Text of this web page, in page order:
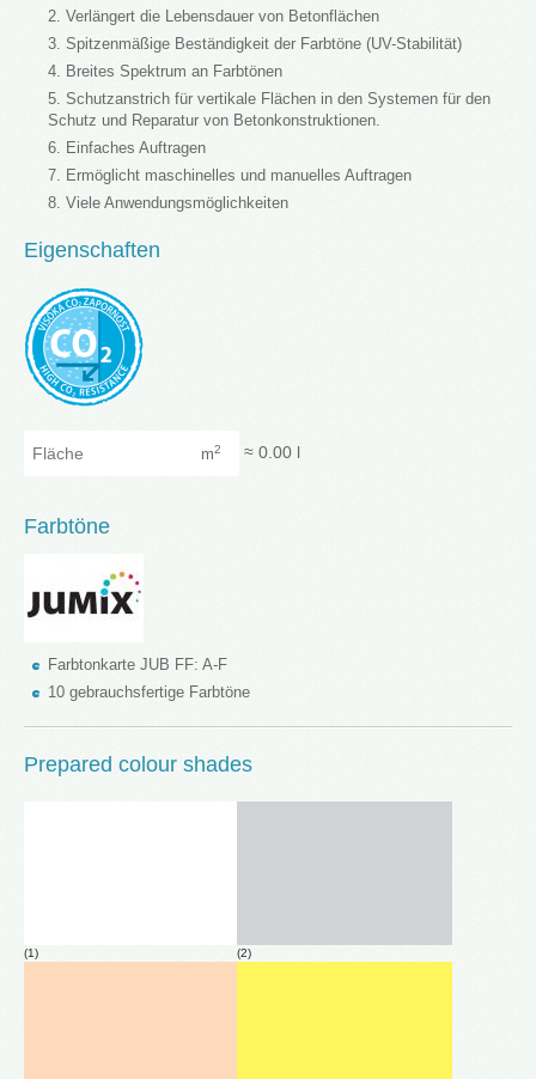
Verlängert die Lebensdauer von Betonflächen
Spitzenmäßige Beständigkeit der Farbtöne (UV-Stabilität)
Breites Spektrum an Farbtönen
Schutzanstrich für vertikale Flächen in den Systemen für den
Schutz und Reparatur von Betonkonstruktionen.
Einfaches Auftragen
Ermöglicht maschinelles und manuelles Auftragen
Viele Anwendungsmöglichkeiten
Eigenschaften
m2 ≈ 0.00 l
Farbtöne
Farbtonkarte JUB FF: A-F
10 gebrauchsfertige Farbtöne
Prepared colour shades
(1) (2)